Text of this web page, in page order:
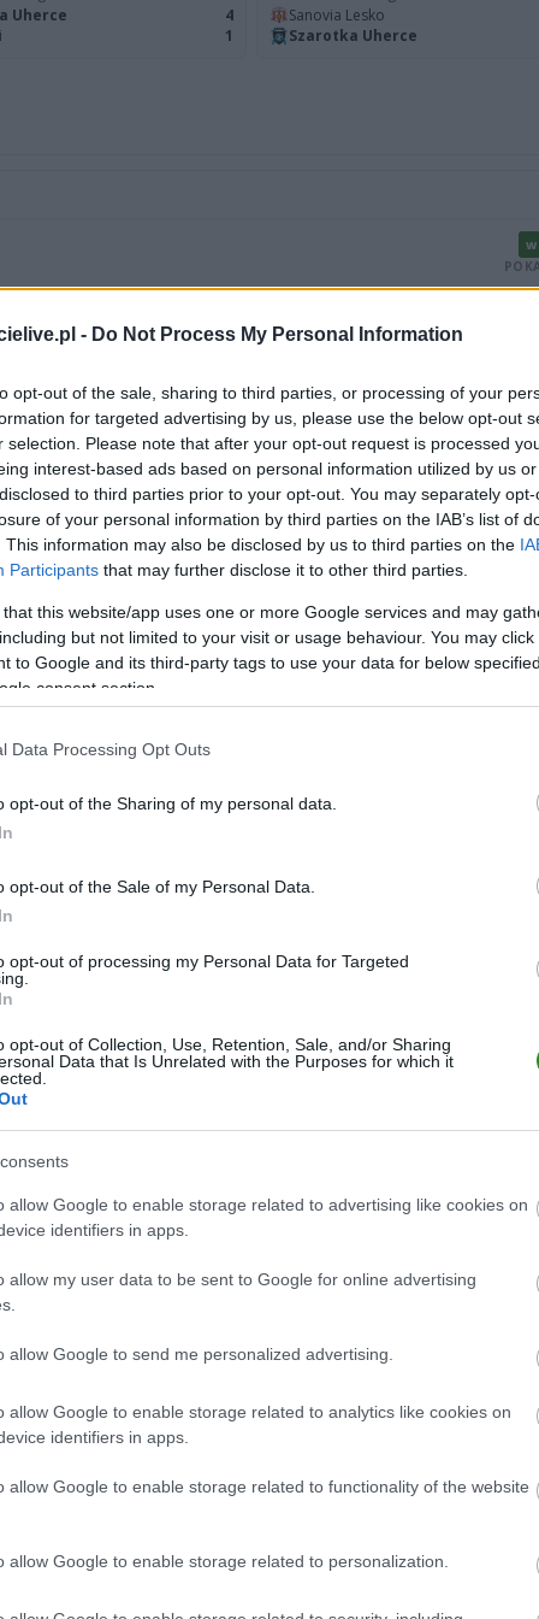
- Do Not Process My Personal Information
opt-out of the sale, sharing to third parties, or processing of your
for targeted advertising by us, please use the below opt-out
selection. Please note that after your opt-out request is processed
interest-based ads based on personal information utilized by us
to third parties prior to your opt-out. You may separately
of your personal information by third parties on the IAB’s list of
This information may also be disclosed by us to third parties on the
Participants that may further disclose it to other third parties.
that this website/app uses one or more Google services and may
but not limited to your visit or usage behaviour. You may
to Google and its third-party tags to use your data for below
consent section.
Data Processing Opt Outs
opt-out of the Sharing of my personal data.
opt-out of the Sale of my Personal Data.
opt-out of processing my Personal Data for Targeted
opt-out of Collection, Use, Retention, Sale, and/or Sharing
Data that Is Unrelated with the Purposes for which it
allow Google to enable storage related to advertising like cookies on
identifiers in apps.
allow my user data to be sent to Google for online advertising
allow Google to send me personalized advertising.
allow Google to enable storage related to analytics like cookies on
identifiers in apps.
allow Google to enable storage related to functionality of the website
allow Google to enable storage related to personalization.
Uherce
4
1
Sanovia Lesko
Szarotka Uherce
W
11.
8.
ZOBACZ WIĘCEJ (23)
28 70 23 1 4 107-
28 60 18 6 4 69-
28 49 15 4 67-